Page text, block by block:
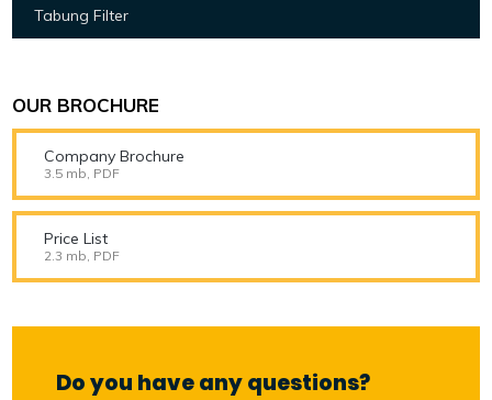
Tabung Filter
OUR BROCHURE
Company Brochure
3.5 mb, PDF
Price List
2.3 mb, PDF
Do you have any questions?